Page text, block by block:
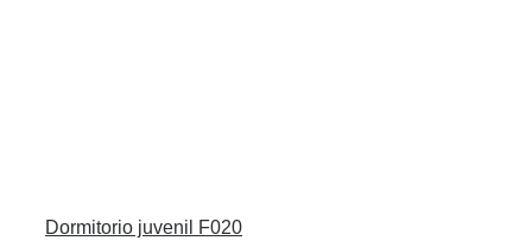
Dormitorio juvenil F020